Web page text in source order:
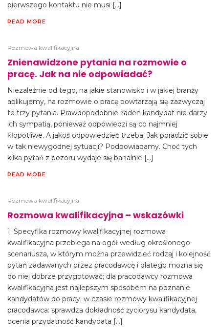
pierwszego kontaktu nie musi […]
READ MORE
Rozmowa kwalifikacyjna
Znienawidzone pytania na rozmowie o
pracę. Jak na nie odpowiadać?
Niezależnie od tego, na jakie stanowisko i w jakiej branży
aplikujemy, na rozmowie o pracę powtarzają się zazwyczaj
te trzy pytania. Prawdopodobnie żaden kandydat nie darzy
ich sympatią, ponieważ odpowiedzi są co najmniej
kłopotliwe. A jakoś odpowiedzieć trzeba. Jak poradzić sobie
w tak niewygodnej sytuacji? Podpowiadamy. Choć tych
kilka pytań z pozoru wydaje się banalnie […]
READ MORE
Rozmowa kwalifikacyjna
Rozmowa kwalifikacyjna – wskazówki
1. Specyfika rozmowy kwalifikacyjnej rozmowa
kwalifikacyjna przebiega na ogół według określonego
scenariusza, w którym można przewidzieć rodzaj i kolejność
pytań zadawanych przez pracodawcę i dlatego można się
do niej dobrze przygotować; dla pracodawcy rozmowa
kwalifikacyjna jest najlepszym sposobem na poznanie
kandydatów do pracy; w czasie rozmowy kwalifikacyjnej
pracodawca: sprawdza dokładność życiorysu kandydata,
ocenia przydatność kandydata […]